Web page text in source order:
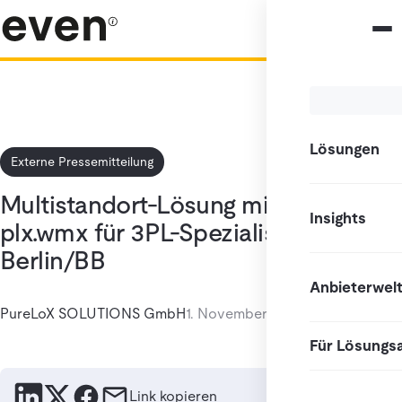
Lösungen
Insights
Anbieterwelt
Für
Externe Pressemitteilung
Multistandort-Lösung mit WMS
plx.wmx für 3PL-Spezialisten aus
Berlin/BB
PureLoX SOLUTIONS GmbH1. November 2025
Link kopieren